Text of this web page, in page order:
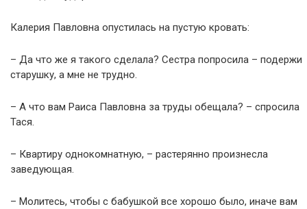
Калерия Павловна опустилась на пустую кровать:
– Да что же я такого сделала? Сестра попросила – подержи
старушку, а мне не трудно.
– А что вам Раиса Павловна за труды обещала? – спросила
Тася.
– Квартиру однокомнатную, – растерянно произнесла
заведующая.
– Молитесь, чтобы с бабушкой все хорошо было, иначе вам